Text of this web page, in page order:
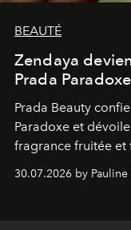
BEAUTÉ
Zendaya
Prada Paradoxe
Prada Beauty
Paradoxe et
fragrance fruitée et
Chemistry Eau de
30.07.2026 by